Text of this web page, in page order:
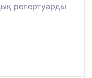
репертуарды